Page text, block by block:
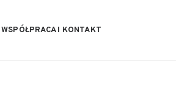
WSPÓŁPRACA I KONTAKT